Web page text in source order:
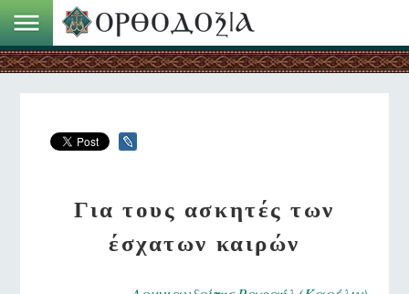
Για τους ασκητές των
έσχατων καιρών